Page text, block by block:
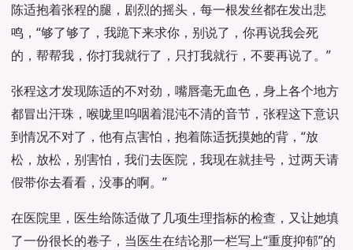
陈适抱着张程的腿，剧烈的摇头，每一根发丝都在发出悲
鸣，“够了够了，我跪下来求你，别说了，你再说我会死
的，帮帮我，你打我就行了，只打我就行，不要再说了。”
张程这才发现陈适的不对劲，嘴唇毫无血色，身上各个地方
都冒出汗珠，喉咙里呜咽着混沌不清的音节，张程这下意识
到情况不对了，他有点害怕，抱着陈适抚摸她的背，“放
松，放松，别害怕，我们去医院，我现在就挂号，过两天请
假带你去看看，没事的啊。”
在医院里，医生给陈适做了几项生理指标的检查，又让她填
了一份很长的卷子，当医生在结论那一栏写上“重度抑郁”的